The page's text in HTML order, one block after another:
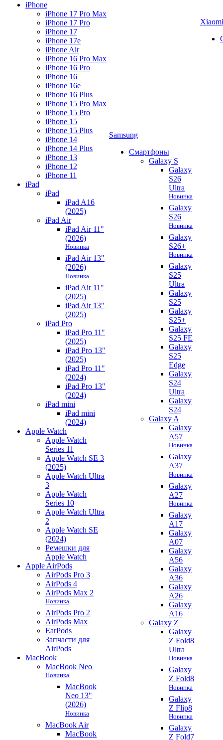
iPhone
iPhone 17 Pro Max
iPhone 17 Pro
iPhone 17
iPhone 17e
iPhone Air
iPhone 16 Pro Max
iPhone 16 Pro
iPhone 16
iPhone 16e
iPhone 16 Plus
iPhone 15 Pro Max
iPhone 15 Pro
iPhone 15
iPhone 15 Plus
iPhone 14
iPhone 14 Plus
iPhone 13
iPhone 12
iPhone 11
iPad
iPad
iPad A16
(2025)
iPad Air
iPad Air 11"
(2026)
Новинка
iPad Air 13"
(2026)
Новинка
iPad Air 11"
(2025)
iPad Air 13"
(2025)
iPad Pro
iPad Pro 11"
(2025)
iPad Pro 13"
(2025)
iPad Pro 11"
(2024)
iPad Pro 13"
(2024)
iPad mini
iPad mini
(2024)
Apple Watch
Apple Watch
Series 11
Apple Watch SE 3
(2025)
Apple Watch Ultra
3
Apple Watch
Series 10
Apple Watch Ultra
2
Apple Watch SE
(2024)
Ремешки для
Apple Watch
Apple AirPods
AirPods Pro 3
AirPods 4
AirPods Max 2
Новинка
AirPods Pro 2
AirPods Max
EarPods
Запчасти для
AirPods
MacBook
MacBook Neo
Новинка
MacBook
Neo 13"
(2026)
Новинка
MacBook Air
MacBook
Samsung
Смартфоны
Galaxy S
Galaxy
S26
Ultra
Новинка
Galaxy
S26
Новинка
Galaxy
S26+
Новинка
Galaxy
S25
Ultra
Galaxy
S25
Galaxy
S25+
Galaxy
S25 FE
Galaxy
S25
Edge
Galaxy
S24
Ultra
Galaxy
S24
Galaxy A
Galaxy
A57
Новинка
Galaxy
A37
Новинка
Galaxy
A27
Новинка
Galaxy
A17
Galaxy
A07
Galaxy
A56
Galaxy
A36
Galaxy
A26
Galaxy
A16
Galaxy Z
Galaxy
Z Fold8
Ultra
Новинка
Galaxy
Z Fold8
Новинка
Galaxy
Z Flip8
Новинка
Galaxy
Z Fold7
Xiaomi